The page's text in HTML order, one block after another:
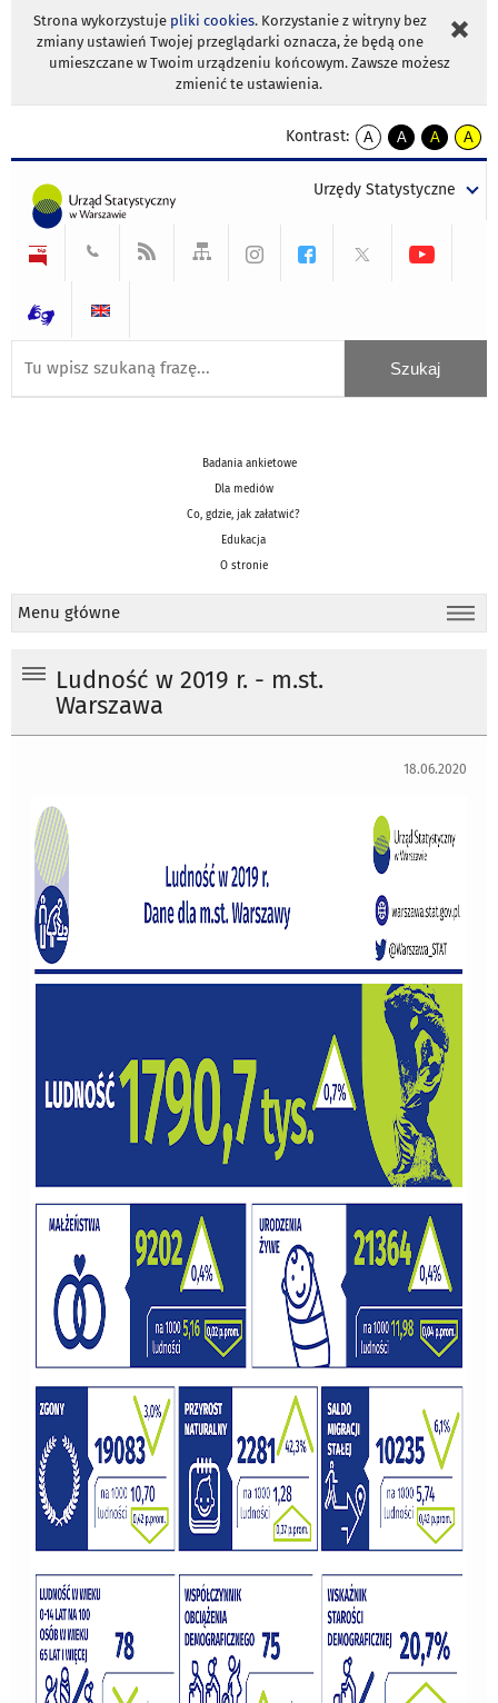
Strona wykorzystuje pliki cookies. Korzystanie z witryny bez
zmiany ustawień Twojej przeglądarki oznacza, że będą one
umieszczane w Twoim urządzeniu końcowym. Zawsze możesz
zmienić te ustawienia.
Kontrast:
A
kontrast
A
kontrast
tekst
czarnym
A
kontrast
tekst
czarnym
A
tekst
żółtym
Urzędy Statystyczne
Badania ankietowe
Dla mediów
Co, gdzie, jak załatwić?
Edukacja
O stronie
Menu główne
Ludność w 2019 r. - m.st.
Warszawa
18.06.2020